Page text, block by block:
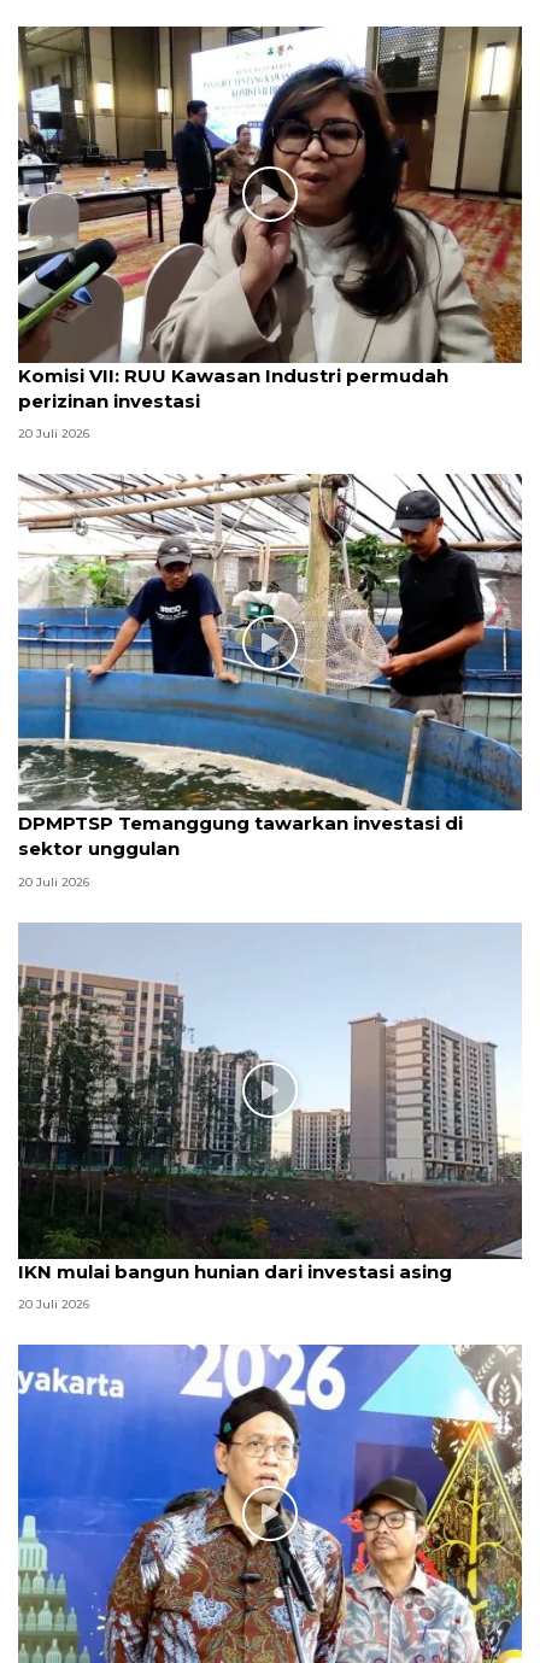
Komisi VII: RUU Kawasan Industri permudah
perizinan investasi
20 Juli 2026
DPMPTSP Temanggung tawarkan investasi di
sektor unggulan
20 Juli 2026
IKN mulai bangun hunian dari investasi asing
20 Juli 2026